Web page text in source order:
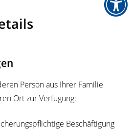
Person aus Ihrer Familie
Ort zur Verfügung:
Beschäftigung